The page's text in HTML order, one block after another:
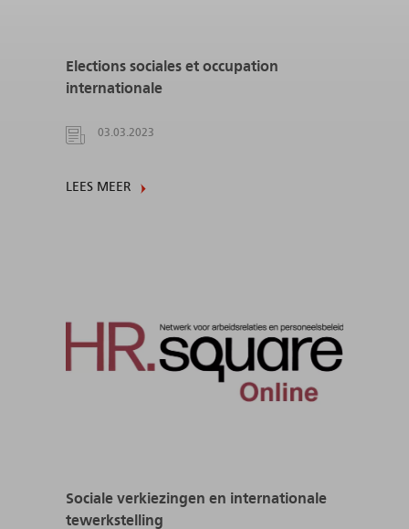
Elections sociales et occupation
internationale
03.03.2023
LEES MEER
Sociale verkiezingen en internationale
tewerkstelling